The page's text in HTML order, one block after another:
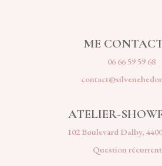
ME
06 66 59 59 68
ATELIER-
102 Boulevard Dalby,
Question